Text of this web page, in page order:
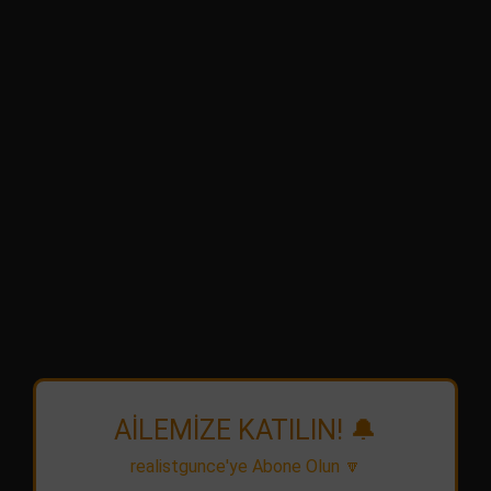
AİLEMİZE KATILIN! 🔔
realistgunce'ye Abone Olun 🔽